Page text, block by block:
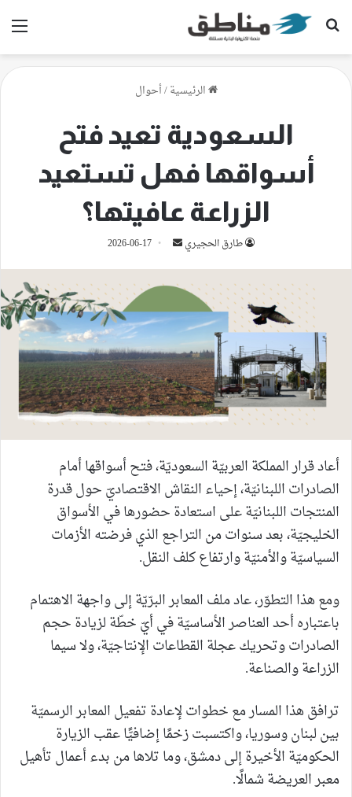
بحث عن
الرئيسية/أحوال
السعودية تعيد فتح
أسواقها فهل تستعيد
الزراعة عافيتها؟
طارق الحجيري
أرسل
إلكترونيا
2026-06-17
أعاد قرار المملكة العربيّة السعوديّة، فتح أسواقها أمام
الصادرات اللبنانيّة، إحياء النقاش الاقتصاديّ حول قدرة
المنتجات اللبنانيّة على استعادة حضورها في الأسواق
الخليجيّة، بعد سنوات من التراجع الذي فرضته الأزمات
السياسيّة والأمنيّة وارتفاع كلف النقل.
ومع هذا التطوّر، عاد ملف المعابر البرّيّة إلى واجهة الاهتمام
باعتباره أحد العناصر الأساسيّة في أيّ خطّة لزيادة حجم
الصادرات وتحريك عجلة القطاعات الإنتاجيّة، ولا سيما
الزراعة والصناعة.
ترافق هذا المسار مع خطوات لإعادة تفعيل المعابر الرسميّة
بين لبنان وسوريا، واكتسبت زخمًا إضافيًّا عقب الزيارة
الحكوميّة الأخيرة إلى دمشق، وما تلاها من بدء أعمال تأهيل
معبر العريضة شمالًا.